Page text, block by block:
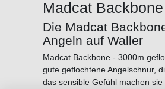
Madcat
Die Madcat
Angeln auf Waller
Madcat Backbone - 3000m
gute geflochtene Angelschnur,
das sensible Gefühl machen